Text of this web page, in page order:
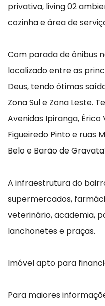
privativa, living 02
cozinha e área de
Com parada de ônibus
localizado entre as
Deus, tendo ótimas
Zona Sul e Zona Leste.
Avenidas Ipiranga,
Figueiredo Pinto e ruas
Belo e Barão de
A infraestrutura do
supermercados,
veterinário, academia,
lanchonetes e praças.
Imóvel apto para
Para maiores